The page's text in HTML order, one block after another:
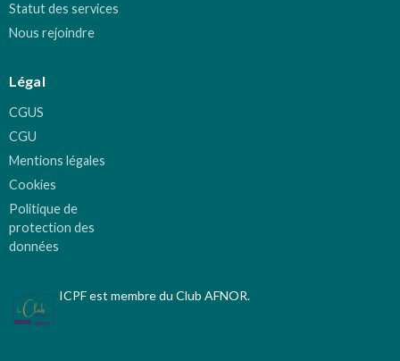
Statut des services
Nous rejoindre
Légal
CGUS
CGU
Mentions légales
Cookies
Politique de
protection des
données
ICPF est membre du Club AFNOR.